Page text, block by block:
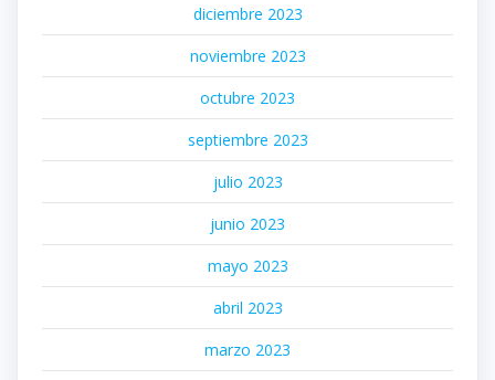
diciembre 2023
noviembre 2023
octubre 2023
septiembre 2023
julio 2023
junio 2023
mayo 2023
abril 2023
marzo 2023